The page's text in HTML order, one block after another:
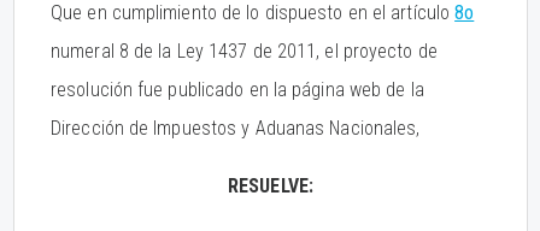
Que en cumplimiento de lo dispuesto en el artículo8o
numeral 8 de la Ley 1437 de 2011, el proyecto de
resolución fue publicado en la página web de la
Dirección de Impuestos y Aduanas Nacionales,
RESUELVE: